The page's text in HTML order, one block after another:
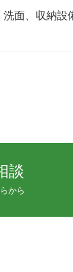
洗面、収納設
談
から